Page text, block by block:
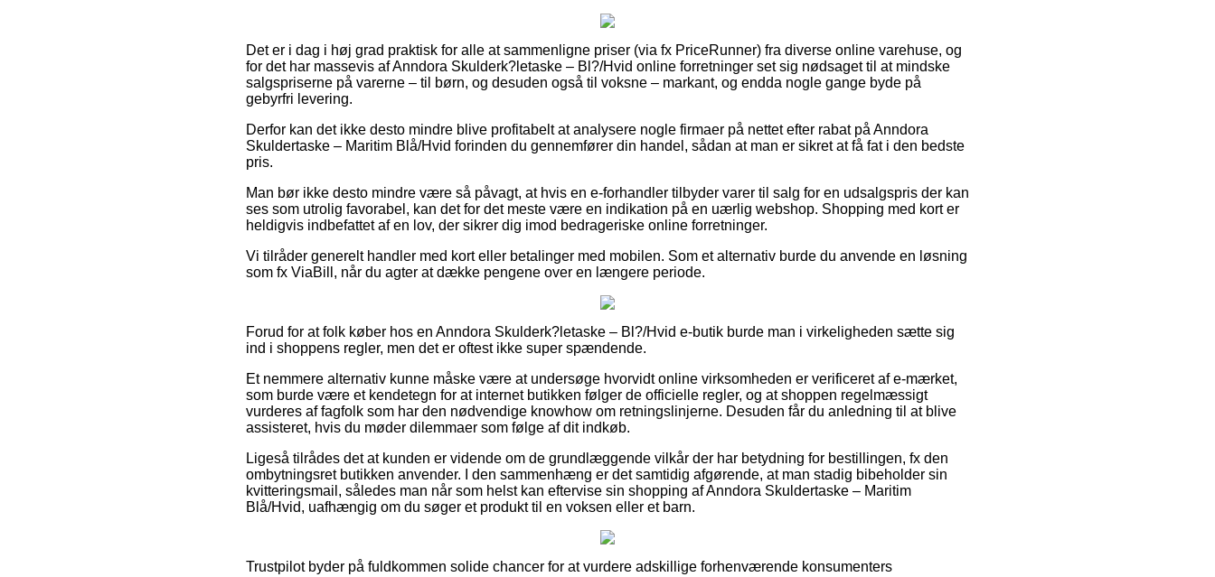
Det er i dag i høj grad praktisk for alle at sammenligne priser (via fx PriceRunner) fra diverse online varehuse, og
for det har massevis af Anndora Skulderk?letaske – Bl?/Hvid online forretninger set sig nødsaget til at mindske
salgspriserne på varerne – til børn, og desuden også til voksne – markant, og endda nogle gange byde på
gebyrfri levering.
Derfor kan det ikke desto mindre blive profitabelt at analysere nogle firmaer på nettet efter rabat på Anndora
Skuldertaske – Maritim Blå/Hvid forinden du gennemfører din handel, sådan at man er sikret at få fat i den bedste
pris.
Man bør ikke desto mindre være så påvagt, at hvis en e-forhandler tilbyder varer til salg for en udsalgspris der kan
ses som utrolig favorabel, kan det for det meste være en indikation på en uærlig webshop. Shopping med kort er
heldigvis indbefattet af en lov, der sikrer dig imod bedrageriske online forretninger.
Vi tilråder generelt handler med kort eller betalinger med mobilen. Som et alternativ burde du anvende en løsning
som fx ViaBill, når du agter at dække pengene over en længere periode.
Forud for at folk køber hos en Anndora Skulderk?letaske – Bl?/Hvid e-butik burde man i virkeligheden sætte sig
ind i shoppens regler, men det er oftest ikke super spændende.
Et nemmere alternativ kunne måske være at undersøge hvorvidt online virksomheden er verificeret af e-mærket,
som burde være et kendetegn for at internet butikken følger de officielle regler, og at shoppen regelmæssigt
vurderes af fagfolk som har den nødvendige knowhow om retningslinjerne. Desuden får du anledning til at blive
assisteret, hvis du møder dilemmaer som følge af dit indkøb.
Ligeså tilrådes det at kunden er vidende om de grundlæggende vilkår der har betydning for bestillingen, fx den
ombytningsret butikken anvender. I den sammenhæng er det samtidig afgørende, at man stadig bibeholder sin
kvitteringsmail, således man når som helst kan eftervise sin shopping af Anndora Skuldertaske – Maritim
Blå/Hvid, uafhængig om du søger et produkt til en voksen eller et barn.
Trustpilot byder på fuldkommen solide chancer for at vurdere adskillige forhenværende konsumenters